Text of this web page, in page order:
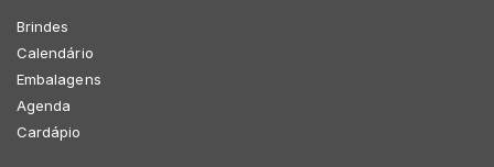
Brindes
Calendário
Embalagens
Agenda
Cardápio